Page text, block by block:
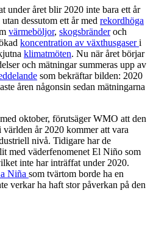
under året blir 2020 inte bara ett år
dessutom ett år med rekordhöga
värmeböljor, skogsbränderoch
koncentration av växthusgaseri
klimatmöten. Nu när året börjar
och mätningar summeras upp av
som bekräftar bilden: 2020
åren någonsin sedan mätningarna
oktober, förutsäger WMO att den
år 2020 kommer att vara
nivå. Tidigare har de
med väderfenomenet El Niño som
inte har inträffat under 2020.
Niña som tvärtom borde ha en
verkar ha haft stor påverkan på den